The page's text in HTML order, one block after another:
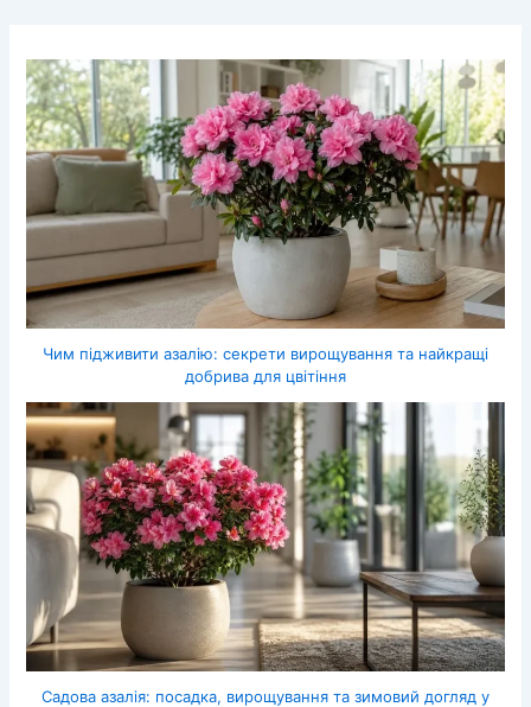
Чим підживити азалію: секрети вирощування та найкращі
добрива для цвітіння
Садова азалія: посадка, вирощування та зимовий догляд у